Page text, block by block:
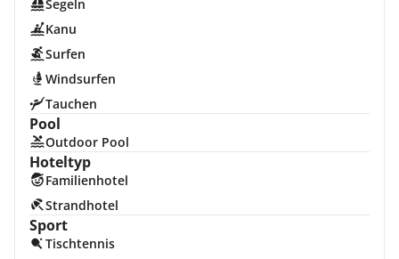
Segeln
Kanu
Surfen
Windsurfen
Tauchen
Pool
Outdoor Pool
Hoteltyp
Familienhotel
Strandhotel
Sport
Tischtennis